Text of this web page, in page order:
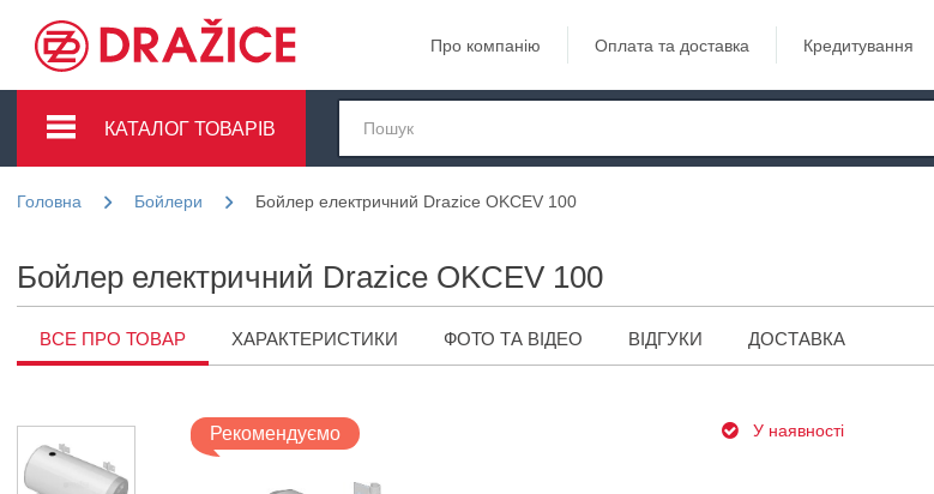
Про компанію Оплата та доставка Кредитування
КАТАЛОГ ТОВАРІВ
Головна Бойлери Бойлер електричний Drazice OKCEV 100
Бойлер електричний Drazice OKCEV 100
ВСЕ ПРО ТОВАР ХАРАКТЕРИСТИКИ ФОТО ТА ВІДЕО ВІДГУКИ ДОСТАВКА
Рекомендуємо У наявності